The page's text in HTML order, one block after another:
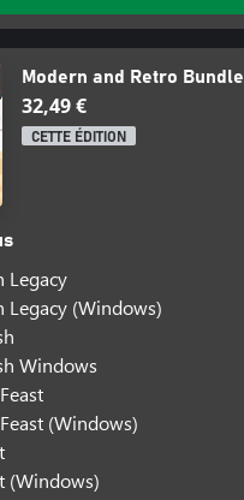
Modern and Retro Bundle
32,49 €
CETTE ÉDITION
Legacy
Legacy (Windows)
Windows
(Windows)
(Windows)